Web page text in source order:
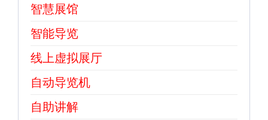
智慧展馆
智能导览
线上虚拟展厅
自动导览机
自助讲解